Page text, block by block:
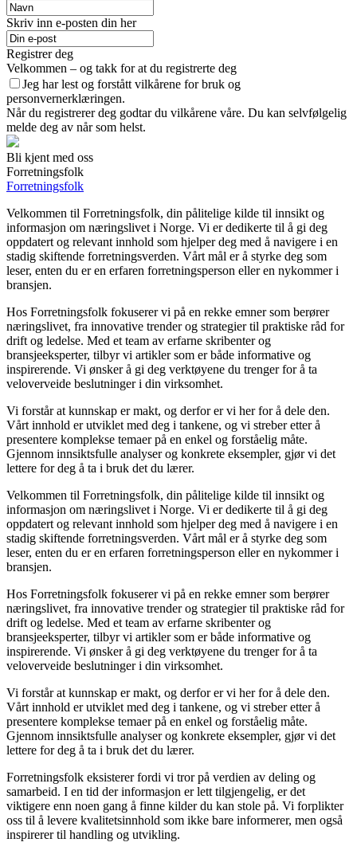
Skriv inn e-posten din her
Registrer deg
Velkommen – og takk for at du registrerte deg
Jeg har lest og forstått vilkårene for bruk og
personvernerklæringen.
Når du registrerer deg godtar du vilkårene våre. Du kan selvfølgelig
melde deg av når som helst.
Bli kjent med oss
Forretningsfolk
Forretningsfolk
Velkommen til Forretningsfolk, din pålitelige kilde til innsikt og
informasjon om næringslivet i Norge. Vi er dedikerte til å gi deg
oppdatert og relevant innhold som hjelper deg med å navigere i en
stadig skiftende forretningsverden. Vårt mål er å styrke deg som
leser, enten du er en erfaren forretningsperson eller en nykommer i
bransjen.
Hos Forretningsfolk fokuserer vi på en rekke emner som berører
næringslivet, fra innovative trender og strategier til praktiske råd for
drift og ledelse. Med et team av erfarne skribenter og
bransjeeksperter, tilbyr vi artikler som er både informative og
inspirerende. Vi ønsker å gi deg verktøyene du trenger for å ta
veloverveide beslutninger i din virksomhet.
Vi forstår at kunnskap er makt, og derfor er vi her for å dele den.
Vårt innhold er utviklet med deg i tankene, og vi streber etter å
presentere komplekse temaer på en enkel og forståelig måte.
Gjennom innsiktsfulle analyser og konkrete eksempler, gjør vi det
lettere for deg å ta i bruk det du lærer.
Velkommen til Forretningsfolk, din pålitelige kilde til innsikt og
informasjon om næringslivet i Norge. Vi er dedikerte til å gi deg
oppdatert og relevant innhold som hjelper deg med å navigere i en
stadig skiftende forretningsverden. Vårt mål er å styrke deg som
leser, enten du er en erfaren forretningsperson eller en nykommer i
bransjen.
Hos Forretningsfolk fokuserer vi på en rekke emner som berører
næringslivet, fra innovative trender og strategier til praktiske råd for
drift og ledelse. Med et team av erfarne skribenter og
bransjeeksperter, tilbyr vi artikler som er både informative og
inspirerende. Vi ønsker å gi deg verktøyene du trenger for å ta
veloverveide beslutninger i din virksomhet.
Vi forstår at kunnskap er makt, og derfor er vi her for å dele den.
Vårt innhold er utviklet med deg i tankene, og vi streber etter å
presentere komplekse temaer på en enkel og forståelig måte.
Gjennom innsiktsfulle analyser og konkrete eksempler, gjør vi det
lettere for deg å ta i bruk det du lærer.
Forretningsfolk eksisterer fordi vi tror på verdien av deling og
samarbeid. I en tid der informasjon er lett tilgjengelig, er det
viktigere enn noen gang å finne kilder du kan stole på. Vi forplikter
oss til å levere kvalitetsinnhold som ikke bare informerer, men også
inspirerer til handling og utvikling.